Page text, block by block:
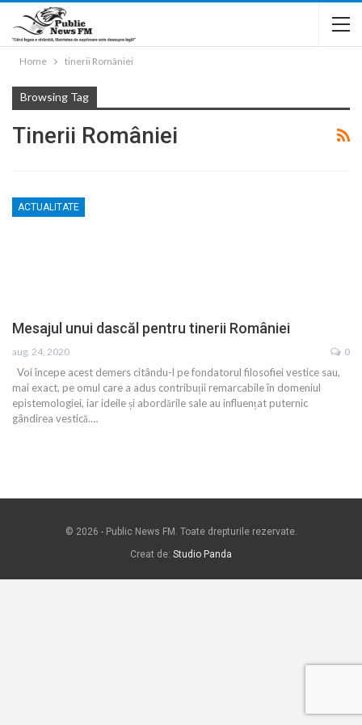
Home tinerii României
Browsing Tag
Tinerii României
ACTUALITATE
Mesajul unui dascăl pentru tinerii României
aug. 24, 2020 0
Voi începe acest demers citându-l pe fondatorul filosofiei vestice sau,
mai exact, pe omul care a adus contribuții remarcabile în domeniul
epistemologiei, iar ideile și abordările sale au influențat puternic
gândirea vestică.…
© 2026 - Public News FM. Toate drepturile rezervate.
Creat de: Studio Panda